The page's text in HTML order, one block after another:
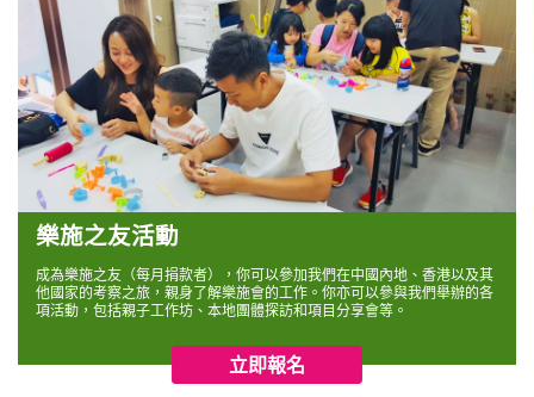
樂施之友活動
成為樂施之友（每月捐款者），你可以參加我們在中國內地、香港以及其
他國家的考察之旅，親身了解樂施會的工作。你亦可以參與我們舉辦的各
項活動，包括親子工作坊、本地團體探訪和項目分享會等。
立即報名